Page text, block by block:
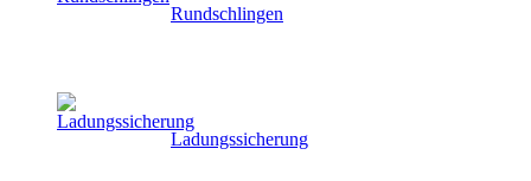
Rundschlingen
Ladungssicherung